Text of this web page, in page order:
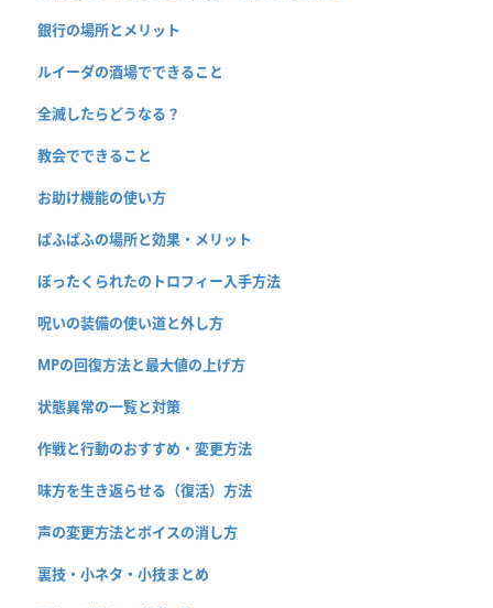
銀行の場所とメリット
ルイーダの酒場でできること
全滅したらどうなる？
教会でできること
お助け機能の使い方
ぱふぱふの場所と効果・メリット
ぼったくられたのトロフィー入手方法
呪いの装備の使い道と外し方
MPの回復方法と最大値の上げ方
状態異常の一覧と対策
作戦と行動のおすすめ・変更方法
味方を生き返らせる（復活）方法
声の変更方法とボイスの消し方
裏技・小ネタ・小技まとめ